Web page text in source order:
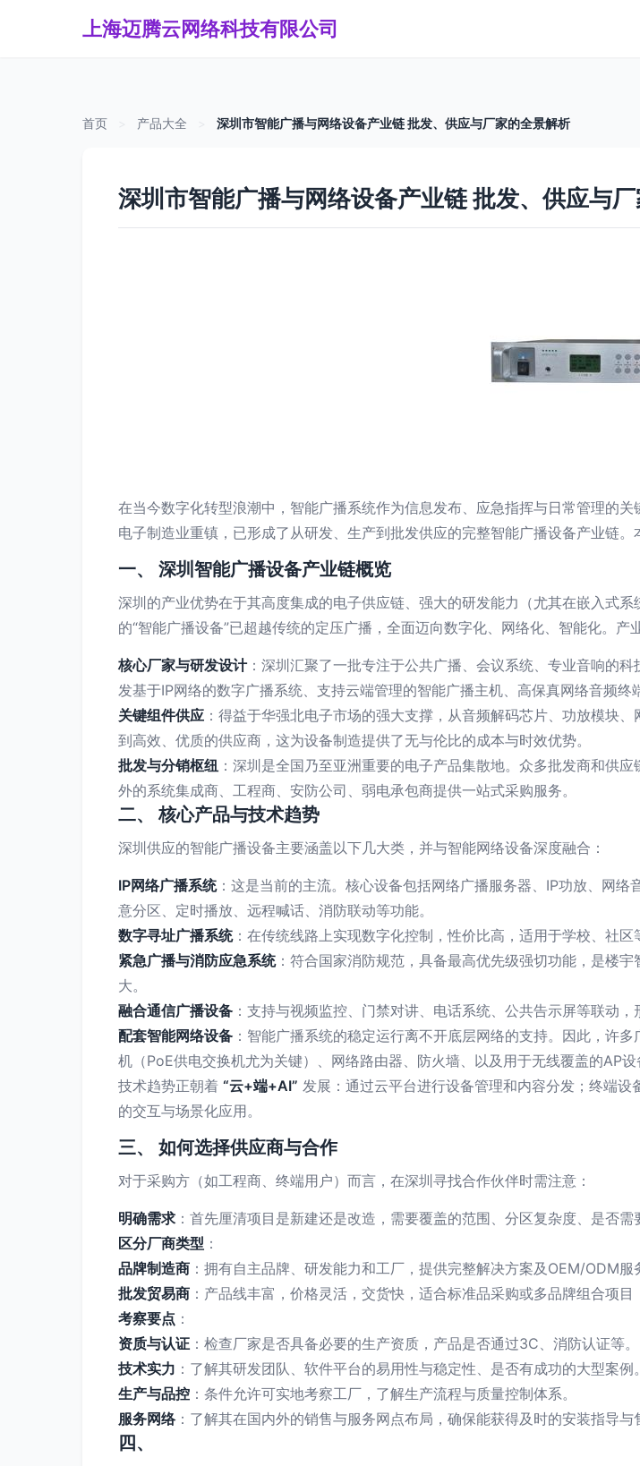
上海迈腾云网络科技有限公司
首页 产品大全 深圳市智能广播与网络设备产业链 批发、供应与厂家的全景解析
深圳市智能广播与网络设备产业链 批发、供应与
在当今数字化转型浪潮中，智能广播系统作为信息发布、应急指挥与日常管理的
电子制造业重镇，已形成了从研发、生产到批发供应的完整智能广播设备产业链
一、 深圳智能广播设备产业链概览
深圳的产业优势在于其高度集成的电子供应链、强大的研发能力（尤其在嵌入式
的“智能广播设备”已超越传统的定压广播，全面迈向数字化、网络化、智能化。产
核心厂家与研发设计：深圳汇聚了一批专注于公共广播、会议系统、专业音响的
发基于IP网络的数字广播系统、支持云端管理的智能广播主机、高保真网络音频终
关键组件供应 ：得益于华强北电子市场的强大支撑，从音频解码芯片、功放模块
到高效、优质的供应商，这为设备制造提供了无与伦比的成本与时效优势。
批发与分销枢纽 ：深圳是全国乃至亚洲重要的电子产品集散地。众多批发商和供
外的系统集成商、工程商、安防公司、弱电承包商提供一站式采购服务。
二、 核心产品与技术趋势
深圳供应的智能广播设备主要涵盖以下几大类，并与智能网络设备深度融合：
IP网络广播系统：这是当前的主流。核心设备包括网络广播服务器、IP功放、网
意分区、定时播放、远程喊话、消防联动等功能。
数字寻址广播系统：在传统线路上实现数字化控制，性价比高，适用于学校、社区
紧急广播与消防应急系统：符合国家消防规范，具备最高优先级强切功能，是楼
大。
融合通信广播设备 ：支持与视频监控、门禁对讲、电话系统、公共告示屏等联动，
配套智能网络设备 ：智能广播系统的稳定运行离不开底层网络的支持。因此，许
机（PoE供电交换机尤为关键）、网络路由器、防火墙、以及用于无线覆盖的AP
技术趋势正朝着 “云+端+AI” 发展：通过云平台进行设备管理和内容分发；终端
的交互与场景化应用。
三、 如何选择供应商与合作
对于采购方（如工程商、终端用户）而言，在深圳寻找合作伙伴时需注意：
明确需求 ：首先厘清项目是新建还是改造，需要覆盖的范围、分区复杂度、是否
区分厂商类型 ：
品牌制造商 ：拥有自主品牌、研发能力和工厂，提供完整解决方案及OEM/ODM
批发贸易商 ：产品线丰富，价格灵活，交货快，适合标准品采购或多品牌组合项目
考察要点 ：
资质与认证 ：检查厂家是否具备必要的生产资质，产品是否通过3C、消防认证等。
技术实力 ：了解其研发团队、软件平台的易用性与稳定性、是否有成功的大型案例。
生产与品控 ：条件允许可实地考察工厂，了解生产流程与质量控制体系。
服务网络：了解其在国内外的销售与服务网点布局，确保能获得及时的安装指导与
四、